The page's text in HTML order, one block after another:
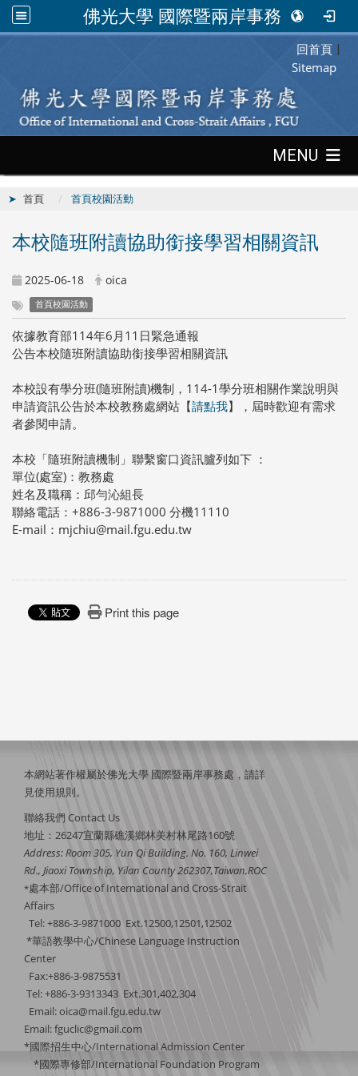
佛光大學 國際暨兩岸事務處
:::
回首頁 |
Sitemap
MENU
首頁 首頁校園活動
本校隨班附讀協助銜接學習相關資訊
2025-06-18 oica
首頁校園活動
依據教育部114年6月11日緊急通報
公告本校隨班附讀協助銜接學習相關資訊
本校設有學分班(隨班附讀)機制，114-1學分班相關作業說明與
申請資訊公告於本校教務處網站【請點我】，屆時歡迎有需求
者參閱申請。
本校「隨班附讀機制」聯繫窗口資訊臚列如下 ：
單位(處室)：教務處
姓名及職稱：邱勻沁組長
聯絡電話：+886-3-9871000 分機11110
E-mail：mjchiu@mail.fgu.edu.tw
Print this page
本網站著作權屬於佛光大學 國際暨兩岸事務處，請詳
見使用規則。
聯絡我們 Contact Us
地址：26247宜蘭縣礁溪鄉林美村林尾路160號
Address: Room 305, Yun Qi Building. No. 160, Linwei
Rd., Jiaoxi Township, Yilan County 262307,Taiwan,ROC
*處本部/Office of International and Cross-Strait
Affairs
Tel: +886-3-9871000 Ext.12500,12501,12502
*華語教學中心/Chinese Language Instruction
Center
Fax:+886-3-9875531
Tel: +886-3-9313343 Ext.301,402,304
Email:oica@mail.fgu.edu.tw
Email: fguclic@gmail.com
*國際招生中心/International Admission Center
*國際專修部/International Foundation Program